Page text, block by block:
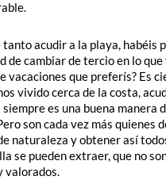
tanto acudir a la playa, habéis
de cambiar de tercio en lo
vacaciones que preferís? Es
vivido cerca de la costa,
siempre es una buena manera
son cada vez más quienes
naturaleza y obtener así
se pueden extraer, que no
valorados.